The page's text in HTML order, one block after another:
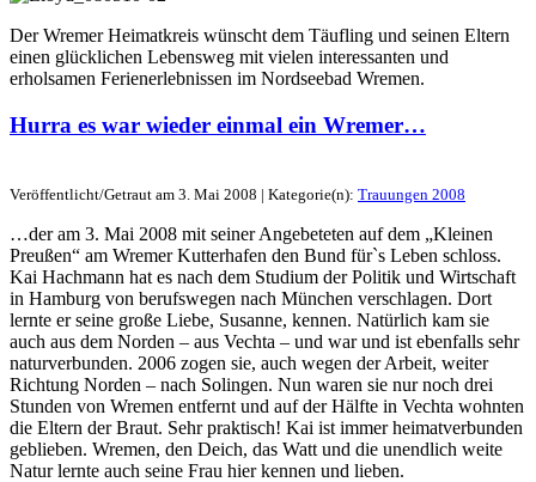
Der Wremer Heimatkreis wünscht dem Täufling und seinen Eltern
einen glücklichen Lebensweg mit vielen interessanten und
erholsamen Ferienerlebnissen im Nordseebad Wremen.
Hurra es war wieder einmal ein Wremer…
Veröffentlicht/Getraut am 3. Mai 2008 | Kategorie(n): Trauungen 2008
…der am 3. Mai 2008 mit seiner Angebeteten auf dem „Kleinen
Preußen“ am Wremer Kutterhafen den Bund für`s Leben schloss.
Kai Hachmann hat es nach dem Studium der Politik und Wirtschaft
in Hamburg von berufswegen nach München verschlagen. Dort
lernte er seine große Liebe, Susanne, kennen. Natürlich kam sie
auch aus dem Norden – aus Vechta – und war und ist ebenfalls sehr
naturverbunden. 2006 zogen sie, auch wegen der Arbeit, weiter
Richtung Norden – nach Solingen. Nun waren sie nur noch drei
Stunden von Wremen entfernt und auf der Hälfte in Vechta wohnten
die Eltern der Braut. Sehr praktisch! Kai ist immer heimatverbunden
geblieben. Wremen, den Deich, das Watt und die unendlich weite
Natur lernte auch seine Frau hier kennen und lieben.